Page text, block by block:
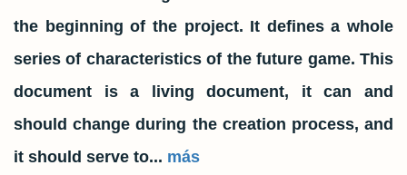
the beginning of the project. It defines a whole
series of characteristics of the future game. This
document is a living document, it can and
should change during the creation process, and
it should serve to... más